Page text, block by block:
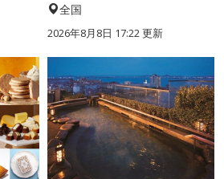
全国
2026年8月8日 17:22更新